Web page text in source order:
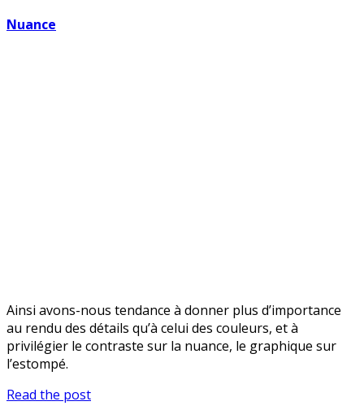
Nuance
Ainsi avons-nous tendance à donner plus d’importance
au rendu des détails qu’à celui des couleurs, et à
privilégier le contraste sur la nuance, le graphique sur
l’estompé.
Read the postNuance